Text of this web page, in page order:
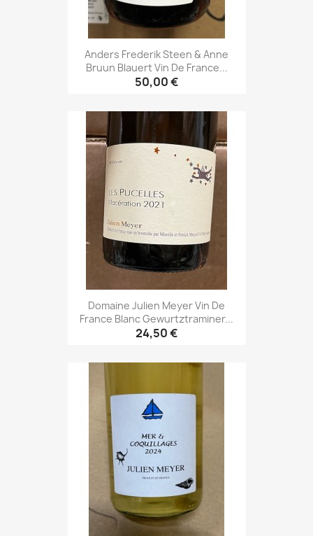
Anders Frederik Steen & Anne
Bruun Blauert Vin De France...
50,00 €
Domaine Julien Meyer Vin De
France Blanc Gewurtztraminer...
24,50 €